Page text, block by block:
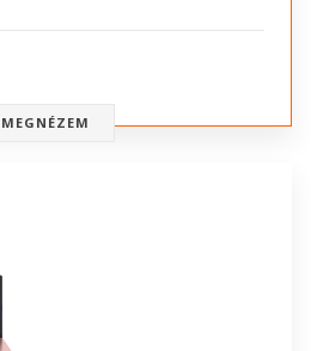
MEGNÉZEM